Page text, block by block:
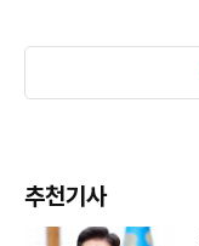
추천기사